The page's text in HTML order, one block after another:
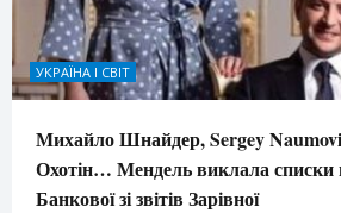
УКРАЇНА І СВІТ
Михайло Шнайдер, Sergey
Охотін… Мендель виклала списки
Банкової зі звітів Зарівної